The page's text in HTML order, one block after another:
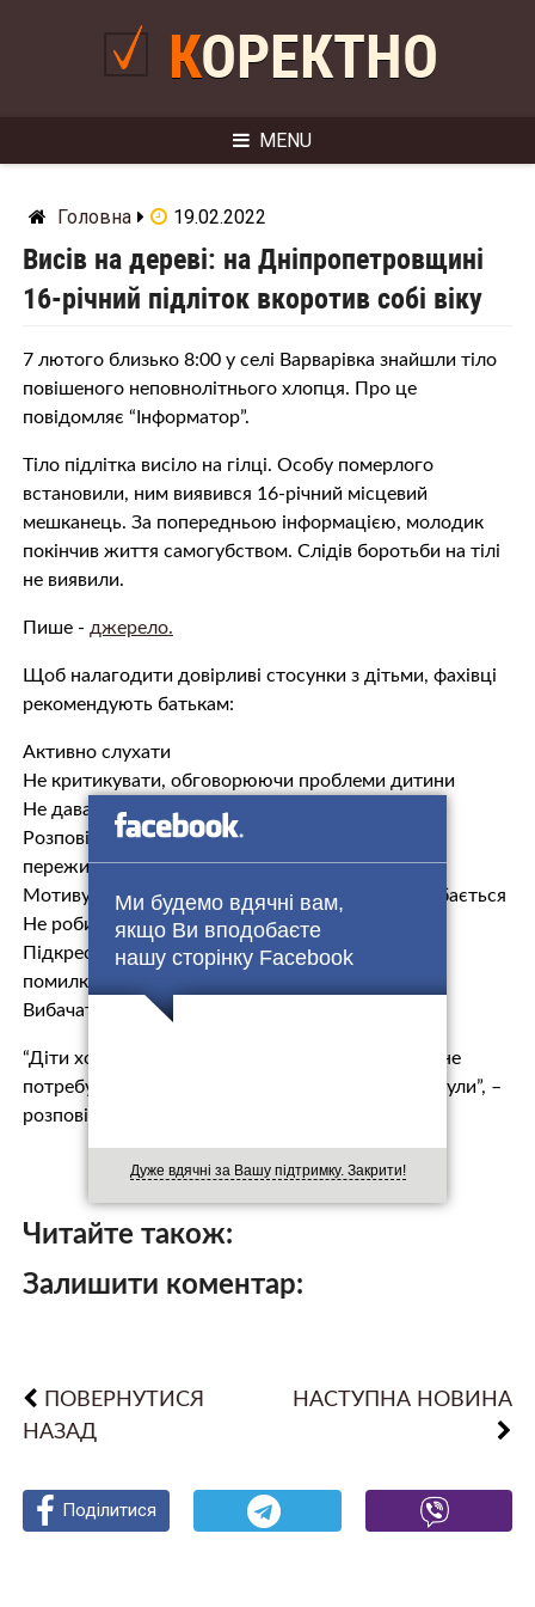
Ми будемо вдячні вам,
якщо Ви вподобаєте
нашу сторінку Facebook
Дуже вдячні за Вашу підтримку. Закрити!
КОРЕКТНО
MENU
Головна 19.02.2022
Висів на дереві: на Дніпропетровщині
16-річний підліток вкоротив собі віку
7 лютого близько 8:00 у селі Варварівка знайшли тіло
повішеного неповнолітнього хлопця. Про це
повідомляє “Інформатор”.
Тіло підлітка висіло на гілці. Особу померлого
встановили, ним виявився 16-річний місцевий
мешканець. За попередньою інформацією, молодик
покінчив життя самогубством. Слідів боротьби на тілі
не виявили.
Пише - джерело.
Щоб налагодити довірливі стосунки з дітьми, фахівці
рекомендують батькам:
Активно слухати
Не критикувати, обговорюючи проблеми дитини
Не давати порад, коли їх не просять
Розповідати про свій життєвий досвід і досвід
переживання смутку, злості, образ і т.п.
Мотивувати дитину займатися тим, що їй подобається
Не робити зауважень при сторонніх слухачах
Підкреслювати потенціал, не акцентуючись на
помилках
Вибачатися, коли помилився.
“Діти хочуть уваги. Їм не потрібні поради, вони не
потребують якихось висновків, лише щоб їх почули”, –
розповідають психологи.
Читайте також:
Залишити коментар:
ПОВЕРНУТИСЯ
НАЗАД
НАСТУПНА НОВИНА
Поділитися
Поділитися
Поділитися